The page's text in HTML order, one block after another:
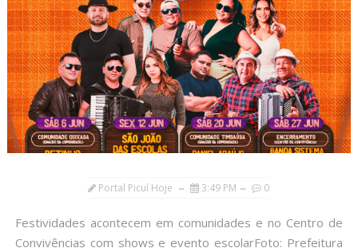
Portal Picuí Hoje 3:49 PM 0
Festividades acontecem em comunidades e no Centro de
Convivências com shows e evento escolarFoto: Prefeitura